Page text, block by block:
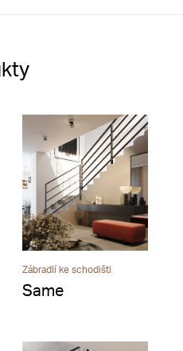
Zábradlí ke schodišti
Same